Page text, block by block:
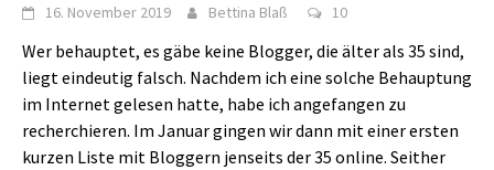
16. November 2019 Bettina Blaß 10
Wer behauptet, es gäbe keine Blogger, die älter als 35 sind,
liegt eindeutig falsch. Nachdem ich eine solche Behauptung
im Internet gelesen hatte, habe ich angefangen zu
recherchieren. Im Januar gingen wir dann mit einer ersten
kurzen Liste mit Bloggern jenseits der 35 online. Seither